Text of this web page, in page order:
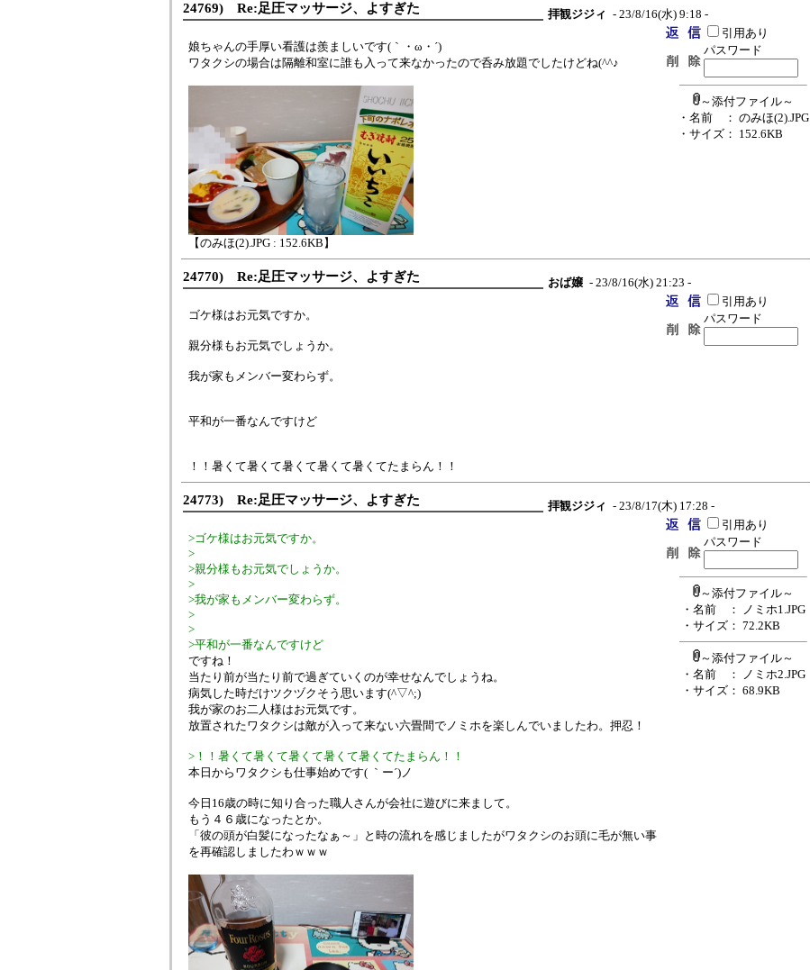
24769) Re:足圧マッサージ、よすぎた 拝観ジジィ - 23/8/16(水) 9:18 -
娘ちゃんの手厚い看護は羨ましいです(｀・ω・´)ゞ
ワタクシの場合は隔離和室に誰も入って来なかったので呑み放題でしたけどね(^^♪
【のみほ(2).JPG : 152.6KB】
引用あり
パスワード
～添付ファイル～
・名前
： のみほ(2).JPG
・サイズ： 152.6KB
24770) Re:足圧マッサージ、よすぎた おば嬢 - 23/8/16(水) 21:23 -
ゴケ様はお元気ですか。
親分様もお元気でしょうか。
我が家もメンバー変わらず。
平和が一番なんですけど
！！暑くて暑くて暑くて暑くて暑くてたまらん！！
引用あり
パスワード
24773) Re:足圧マッサージ、よすぎた 拝観ジジィ - 23/8/17(木) 17:28 -
>ゴケ様はお元気ですか。
>
>親分様もお元気でしょうか。
>
>我が家もメンバー変わらず。
>
>
>平和が一番なんですけど
ですね！
当たり前が当たり前で過ぎていくのが幸せなんでしょうね。
病気した時だけツクヅクそう思います(^▽^;)
我が家のお二人様はお元気です。
放置されたワタクシは敵が入って来ない六畳間でノミホを楽しんでいましたわ。押忍！
>！！暑くて暑くて暑くて暑くて暑くてたまらん！！
本日からワタクシも仕事始めです( ｀ー´)ノ
今日16歳の時に知り合った職人さんが会社に遊びに来まして。
もう４６歳になったとか。
「彼の頭が白髪になったなぁ～」と時の流れを感じましたがワタクシのお頭に毛が無い事
を再確認しましたわｗｗｗ
引用あり
パスワード
～添付ファイル～
・名前
： ノミホ1.JPG
・サイズ： 72.2KB
～添付ファイル～
・名前
： ノミホ2.JPG
・サイズ： 68.9KB